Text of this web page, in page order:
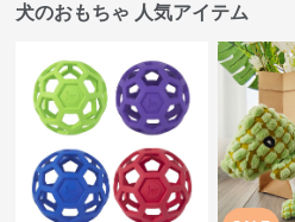
犬のおもちゃ 人気アイテム